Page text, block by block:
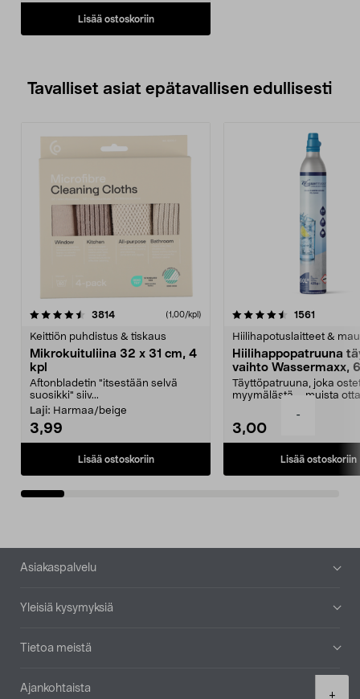
-
+
Lisää ostoskoriin
Tavalliset asiat epätavallisen edullisesti
3814arvostelut (1,00/kpl)
Keittiön puhdistus & tiskaus
Mikrokuituliina 32 x 31 cm, 4
kpl
Aftonbladetin "itsestään selvä
suosikki" siiv...
Laji: Harmaa/beige
3,99
Lisää ostoskoriin
4.5viidestä
1561
Hiilihapotuslaitteet &
Hiilihappopatruuna
vaihto Wassermaxx,
Täyttöpatruuna, joka
myymälästä – muista
3,00
Lisää ostoskoriin
4.5viidestä
Alatunniste
Asiakaspalvelu
Yleisiä kysymyksiä
Tietoa meistä
Ajankohtaista